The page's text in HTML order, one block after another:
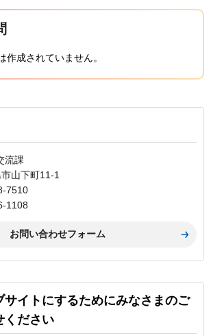
作成されていません。
流課
山下町11-1
7510
1108
サイトにするためにみなさまのご
ください